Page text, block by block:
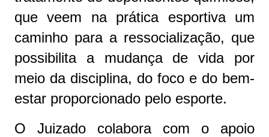
que veem na prática esportiva um
caminho para a ressocialização, que
possibilita a mudança de vida por
meio da disciplina, do foco e do bem-
estar proporcionado pelo esporte.
O Juizado colabora com o apoio